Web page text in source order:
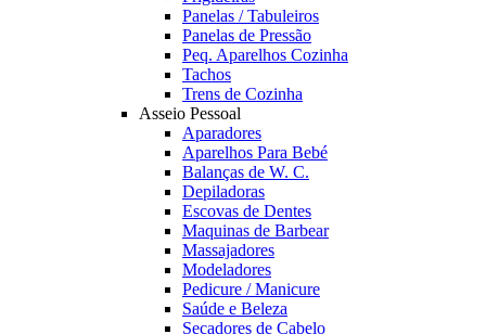
Panelas / Tabuleiros
Panelas de Pressão
Peq. Aparelhos Cozinha
Tachos
Trens de Cozinha
Asseio Pessoal
Aparadores
Aparelhos Para Bebé
Balanças de W. C.
Depiladoras
Escovas de Dentes
Maquinas de Barbear
Massajadores
Modeladores
Pedicure / Manicure
Saúde e Beleza
Secadores de Cabelo